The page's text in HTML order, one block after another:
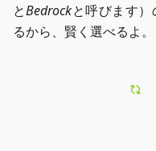
とBedrockと呼びます）
るから、賢く選べるよ。